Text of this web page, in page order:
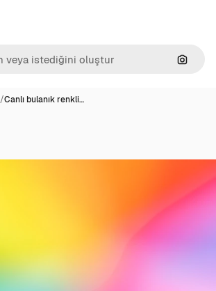
/Canlı bulanık renkli…